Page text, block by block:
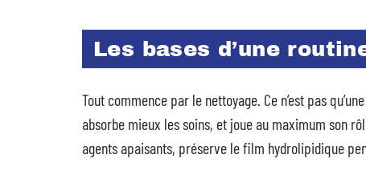
Les bases d’une
Tout commence par le nettoyage. Ce n’est pas
absorbe mieux les soins, et joue au maximum son
agents apaisants, préserve le film hydrolipidique